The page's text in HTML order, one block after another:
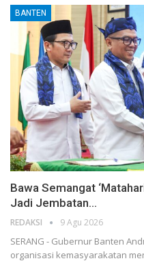
BANTEN
Bawa Semangat
Jadi Jembatan…
REDAKSI 9 Agu 2026
SERANG - Gubernur Banten
organisasi kemasyarakatan